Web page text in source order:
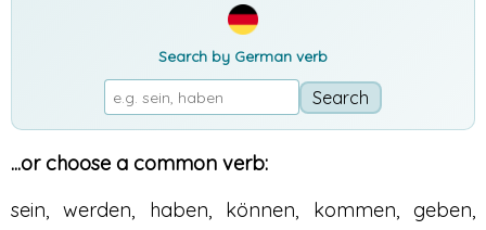
Search by German verb
...or choose a common verb:
sein,werden, haben, können, kommen, geben,